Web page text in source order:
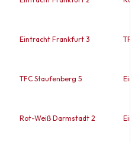
Eintracht Frankfurt 3
TFC Staufenberg 5
Rot-Weiß Darmstadt 2